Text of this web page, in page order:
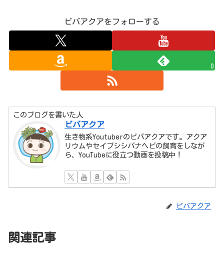
ビバアクアをフォローする
0
このブログを書いた人
ビバアクア
生き物系Youtuberのビバアクアです。アクア
リウムやセイブシシバナヘビの飼育をしなが
ら、YouTubeに役立つ動画を投稿中！
ビバアクア
関連記事